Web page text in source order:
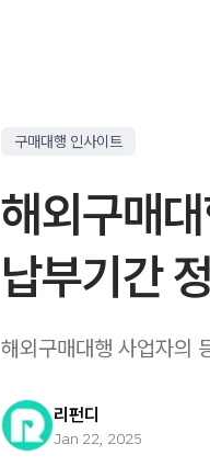
구매대행 인사이트
해외구매
납부기간
해외구매대행 사업자의
리펀디
Jan 22, 2025